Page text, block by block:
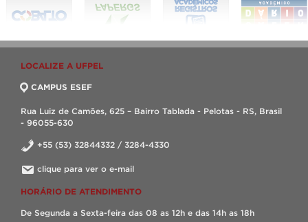
LOCALIZE A UFPEL
CAMPUS ESEF
Rua Luiz de Camões, 625 – Bairro Tablada - Pelotas - RS, Brasil
- 96055-630
+55 (53) 32844332 / 3284-4330
clique para ver o e-mail
HORÁRIO DE ATENDIMENTO
De Segunda a Sexta-feira das 08 as 12h e das 14h as 18h